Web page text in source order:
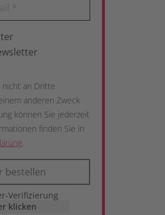
nicht an Dritte
anderen Zweck
können Sie jederzeit
finden Sie in
.
bestellen
Verifizierung
klicken